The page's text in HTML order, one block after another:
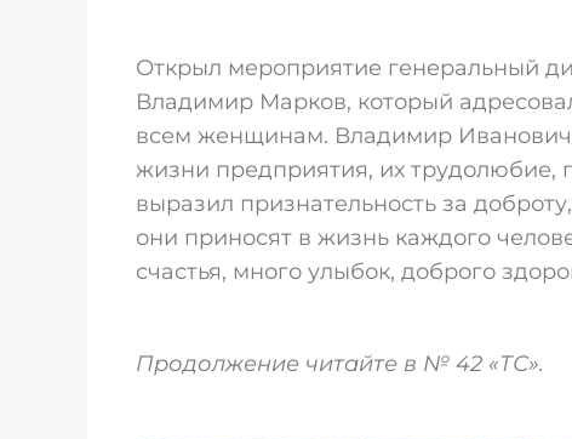
Открыл мероприятие генеральный
Владимир Марков, который
всем женщинам. Владимир
жизни предприятия, их трудолюбие,
выразил признательность за
они приносят в жизнь каждого
счастья, много улыбок, доброго
Продолжение читайте в № 42 «ТС».